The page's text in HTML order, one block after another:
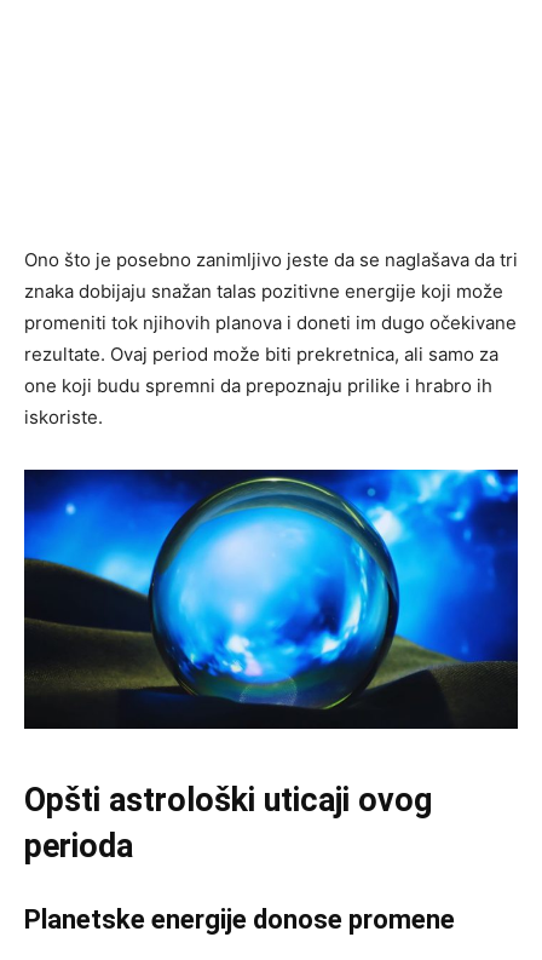
Ono što je posebno zanimljivo jeste da se naglašava da tri
znaka dobijaju snažan talas pozitivne energije koji može
promeniti tok njihovih planova i doneti im dugo očekivane
rezultate. Ovaj period može biti prekretnica, ali samo za
one koji budu spremni da prepoznaju prilike i hrabro ih
iskoriste.
Opšti astrološki uticaji ovog
perioda
Planetske energije donose promene